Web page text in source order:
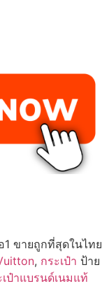
1 ขายถูกที่สุดในไทย
, กระเป๋า ป้าย
เป๋าแบรนด์เนมแท้